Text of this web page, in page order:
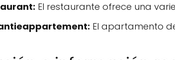
El restaurante ofrece una
El apartamento